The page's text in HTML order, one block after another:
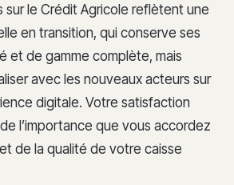
sur le Crédit Agricole reflètent une
en transition, qui conserve ses
et de gamme complète, mais
avec les nouveaux acteurs sur
digitale. Votre satisfaction
l’importance que vous accordez
de la qualité de votre caisse